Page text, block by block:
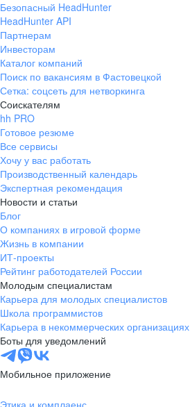
Безопасный HeadHunter
HeadHunter API
Партнерам
Инвесторам
Каталог компаний
Поиск по вакансиям в Фастовецкой
Сетка: соцсеть для нетворкинга
Соискателям
hh PRO
Готовое резюме
Все сервисы
Хочу у вас работать
Производственный календарь
Экспертная рекомендация
Новости и статьи
Блог
О компаниях в игровой форме
Жизнь в компании
ИТ-проекты
Рейтинг работодателей России
Молодым специалистам
Карьера для молодых специалистов
Школа программистов
Карьера в некоммерческих организациях
Боты для уведомлений
Мобильное приложение